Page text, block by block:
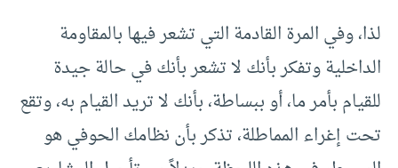
لذا، وفي المرة القادمة التي تشعر فيها بالمقاومة
الداخلية وتفكر بأنك لا تشعر بأنك في حالة جيدة
للقيام بأمر ما، أو ببساطة، بأنك لا تريد القيام به، وتقع
تحت إغراء المماطلة، تذكر بأن نظامك الحوفي هو